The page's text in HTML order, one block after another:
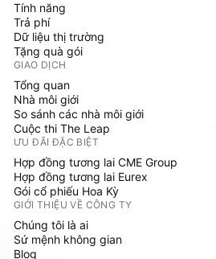
Tính năng
Trả phí
Dữ liệu thị trường
Tặng quà gói
GIAO DỊCH
Tổng quan
Nhà môi giới
So sánh các nhà môi giới
Cuộc thi The Leap
ƯU ĐÃI ĐẶC BIỆT
Hợp đồng tương lai CME Group
Hợp đồng tương lai Eurex
Gói cổ phiếu Hoa Kỳ
GIỚI THIỆU VỀ CÔNG TY
Chúng tôi là ai
Sứ mệnh không gian
Blog